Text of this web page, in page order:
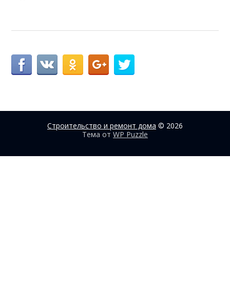
Строительство и ремонт дома © 2026
Тема от WP Puzzle